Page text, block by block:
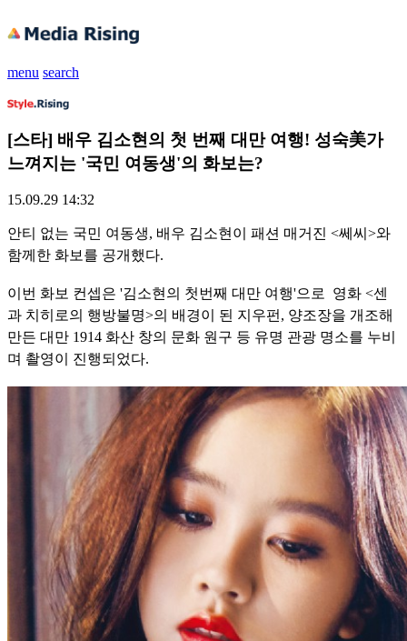
menu search
[스타] 배우 김소현의 첫 번째 대만 여행! 성숙美가
느껴지는 '국민 여동생'의 화보는?
15.09.29 14:32
안티 없는 국민 여동생, 배우 김소현이 패션 매거진 <쎄씨>와
함께한 화보를 공개했다.
이번 화보 컨셉은 '김소현의 첫번째 대만 여행'으로 영화 <센
과 치히로의 행방불명>의 배경이 된 지우펀, 양조장을 개조해
만든 대만 1914 화산 창의 문화 원구 등 유명 관광 명소를 누비
며 촬영이 진행되었다.